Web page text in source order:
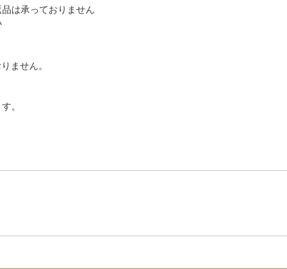
は承っておりません
ません。
。